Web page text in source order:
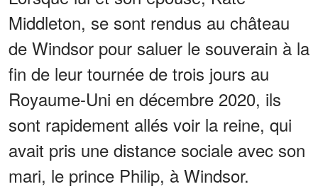
Middleton, se sont rendus au château
de Windsor pour saluer le souverain à la
fin de leur tournée de trois jours au
Royaume-Uni en décembre 2020, ils
sont rapidement allés voir la reine, qui
avait pris une distance sociale avec son
mari, le prince Philip, à Windsor.